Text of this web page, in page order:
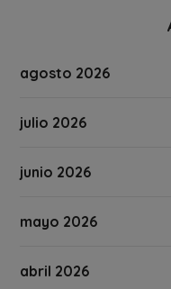
agosto 2026
julio 2026
junio 2026
mayo 2026
abril 2026